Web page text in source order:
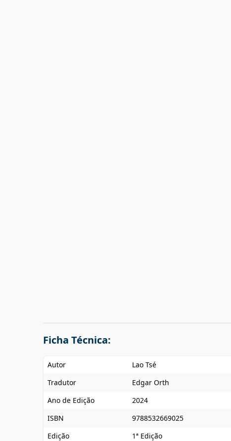
Ficha Técnica:
Autor
Lao Tsé
Tradutor
Edgar Orth
Ano de Edição
2024
ISBN
9788532669025
Edição
1ª Edição